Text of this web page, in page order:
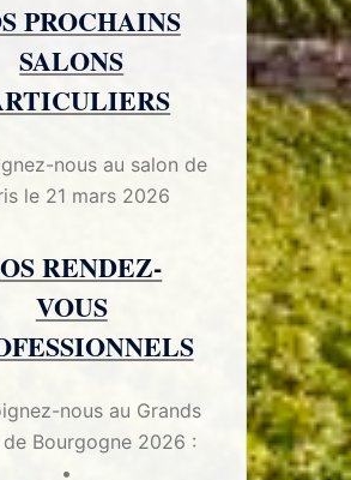
PROCHAINS
SALONS
nous au salon de
le 21 mars 2026
RENDEZ-
VOUS
nous au Grands
Bourgogne 2026 :